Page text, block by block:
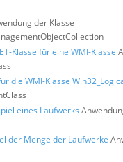
der Klasse
Klasse für eine WMI-Klasse
die WMI-Klasse
eines Laufwerks
der Menge der Laufwerke